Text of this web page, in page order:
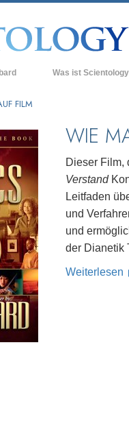
Was ist
Lernen Sie einen
Innerhalb einer
Die Grundprinzipien
FILM
WIE
Dieser Film,
Verstand
Leitfaden
und
und
der Dianetik
Weiterlesen